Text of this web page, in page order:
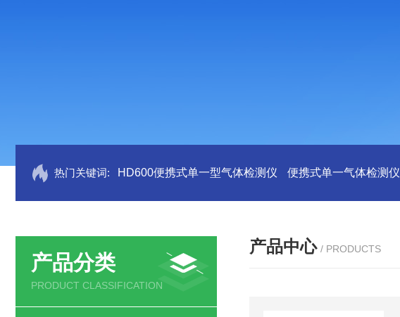
热门关键词: HD600便携式单一型气体检测仪 便携式单一气体检测仪
产品分类
PRODUCT CLASSIFICATION
产品中心 / PRODUCTS